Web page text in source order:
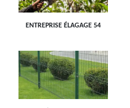
ENTREPRISE ÉLAGAGE 54